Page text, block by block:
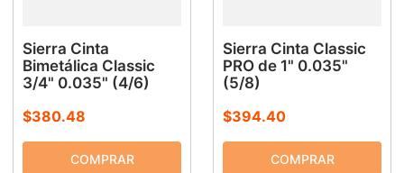
Sierra Cinta
Bimetálica Classic
3/4" 0.035" (4/6)
$380.48
Sierra Cinta Classic
PRO de 1" 0.035"
(5/8)
$394.40